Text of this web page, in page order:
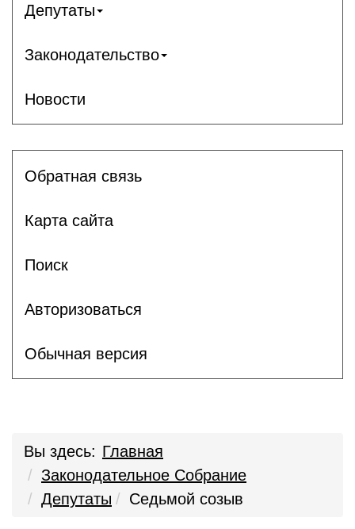
Депутаты
Законодательство
Новости
Обратная связь
Карта сайта
Поиск
Авторизоваться
Обычная версия
Вы здесь: Главная
Законодательное Собрание
Депутаты
Седьмой созыв